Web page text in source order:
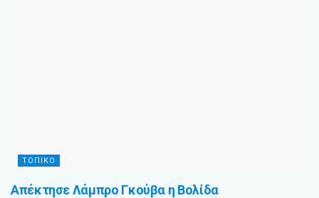
ΤΟΠΙΚΟ
Απέκτησε Λάμπρο Γκούβα η Βολίδα